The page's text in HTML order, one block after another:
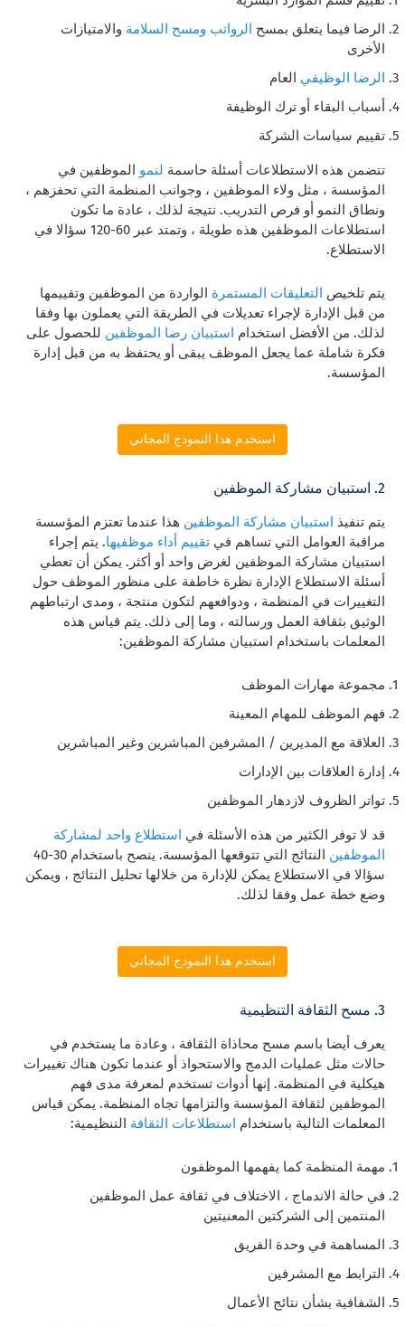
الرضا فيما يتعلق بمسح الرواتب ومسح السلامة والامتيازات
الأخرى
الرضا الوظيفي العام
أسباب البقاء أو ترك الوظيفة
تقييم سياسات الشركة
تتضمن هذه الاستطلاعات أسئلة حاسمة لنمو الموظفين في
المؤسسة ، مثل ولاء الموظفين ، وجوانب المنظمة التي تحفزهم ،
ونطاق النمو أو فرص التدريب. نتيجة لذلك ، عادة ما تكون
استطلاعات الموظفين هذه طويلة ، وتمتد عبر 60-120 سؤالا في
الاستطلاع.
يتم تلخيص التعليقات المستمرة الواردة من الموظفين وتقييمها
من قبل الإدارة لإجراء تعديلات في الطريقة التي يعملون بها وفقا
لذلك. من الأفضل استخدام استبيان رضا الموظفين للحصول على
فكرة شاملة عما يجعل الموظف يبقى أو يحتفظ به من قبل إدارة
المؤسسة.
استخدم هذا النموذج المجاني
2. استبيان مشاركة الموظفين
يتم تنفيذ استبيان مشاركة الموظفين هذا عندما تعتزم المؤسسة
مراقبة العوامل التي تساهم فيتقييم أداء موظفيها. يتم إجراء
استبيان مشاركة الموظفين لغرض واحد أو أكثر. يمكن أن تعطي
أسئلة الاستطلاع الإدارة نظرة خاطفة على منظور الموظف حول
التغييرات في المنظمة ، ودوافعهم لتكون منتجة ، ومدى ارتباطهم
الوثيق بثقافة العمل ورسالته ، وما إلى ذلك. يتم قياس هذه
المعلمات باستخدام استبيان مشاركة الموظفين:
مجموعة مهارات الموظف
فهم الموظف للمهام المعينة
العلاقة مع المديرين / المشرفين المباشرين وغير المباشرين
إدارة العلاقات بين الإدارات
تواتر الظروف لازدهار الموظفين
قد لا توفر الكثير من هذه الأسئلة في استطلاع واحد لمشاركة
الموظفين
النتائج التي تتوقعها المؤسسة. ينصح باستخدام 30-40
سؤالا في الاستطلاع يمكن للإدارة من خلالها تحليل النتائج ، ويمكن
وضع خطة عمل وفقا لذلك.
استخدم هذا النموذج المجاني
3. مسح الثقافة التنظيمية
يعرف أيضا باسم مسح محاذاة الثقافة ، وعادة ما يستخدم في
حالات مثل عمليات الدمج والاستحواذ أو عندما تكون هناك تغييرات
هيكلية في المنظمة. إنها أدوات تستخدم لمعرفة مدى فهم
الموظفين لثقافة المؤسسة والتزامها تجاه المنظمة. يمكن قياس
المعلمات التالية باستخدام استطلاعات الثقافة التنظيمية:
مهمة المنظمة كما يفهمها الموظفون
في حالة الاندماج ، الاختلاف في ثقافة عمل الموظفين
المنتمين إلى الشركتين المعنيتين
المساهمة في وحدة الفريق
الترابط مع المشرفين
الشفافية بشأن نتائج الأعمال